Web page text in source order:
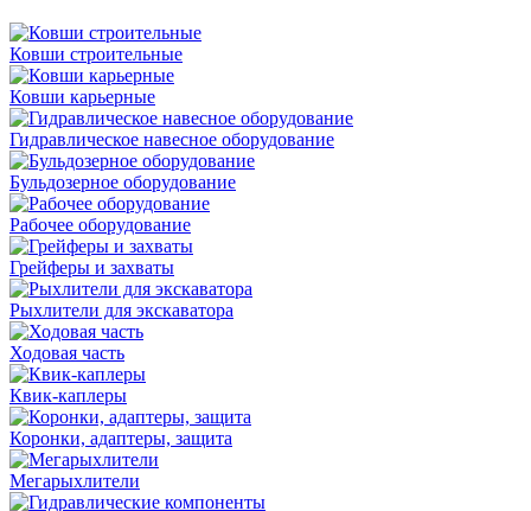
Ковши строительные
Ковши карьерные
Гидравлическое навесное оборудование
Бульдозерное оборудование
Рабочее оборудование
Грейферы и захваты
Рыхлители для экскаватора
Ходовая часть
Квик-каплеры
Коронки, адаптеры, защита
Мегарыхлители